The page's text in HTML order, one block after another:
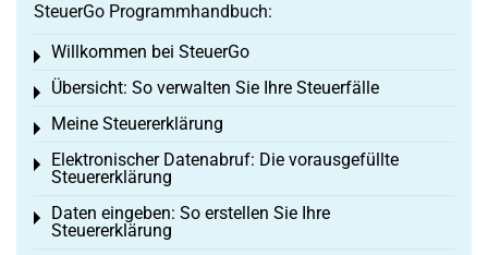
SteuerGo Programmhandbuch:
Willkommen bei SteuerGo
Toggle menu
Übersicht: So verwalten Sie Ihre Steuerfälle
Toggle menu
Meine Steuererklärung
Toggle menu
Elektronischer Datenabruf: Die vorausgefüllte
Steuererklärung
Toggle menu
Daten eingeben: So erstellen Sie Ihre
Steuererklärung
Toggle menu